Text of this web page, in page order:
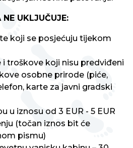
UKLJUČUJE:
koji se posjećuju tijekom
troškove koji nisu predviđeni
osobne prirode (piće,
karte za javni gradski
u iznosu od 3 EUR - 5 EUR
(točan iznos bit će
pismu)